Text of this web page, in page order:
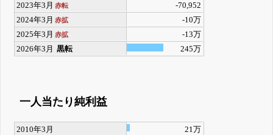
2023年3月 赤転
-70,952
2024年3月 赤拡
-10万
2025年3月 赤拡
-13万
2026年3月 黒転 245万
一人当たり純利益
2010年3月
21万